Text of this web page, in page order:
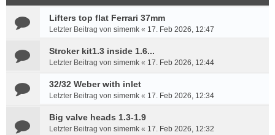
Lifters top flat Ferrari 37mm
Letzter Beitrag von simemk « 17. Feb 2026, 12:47
Stroker kit1.3 inside 1.6...
Letzter Beitrag von simemk « 17. Feb 2026, 12:44
32/32 Weber with inlet
Letzter Beitrag von simemk « 17. Feb 2026, 12:34
Big valve heads 1.3-1.9
Letzter Beitrag von simemk « 17. Feb 2026, 12:32